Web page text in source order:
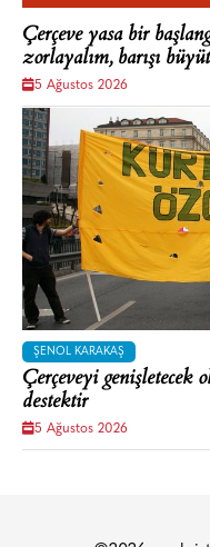
Çerçeve yasa bir
zorlayalım, barışı
5 Ağustos 2026
ŞENOL KARAKAŞ
Çerçeveyi genişletecek
destektir
5 Ağustos 2026